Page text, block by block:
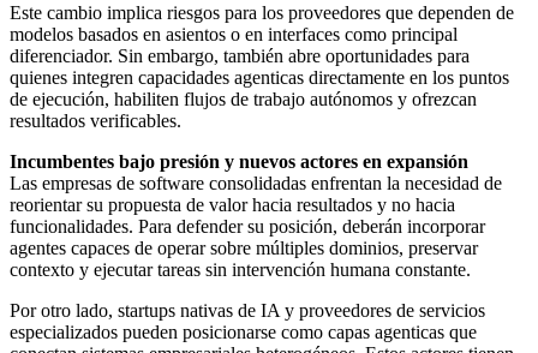
Este cambio implica riesgos para los proveedores que dependen de
modelos basados en asientos o en interfaces como principal
diferenciador. Sin embargo, también abre oportunidades para
quienes integren capacidades agenticas directamente en los puntos
de ejecución, habiliten flujos de trabajo autónomos y ofrezcan
resultados verificables.
Incumbentes bajo presión y nuevos actores en expansión
Las empresas de software consolidadas enfrentan la necesidad de
reorientar su propuesta de valor hacia resultados y no hacia
funcionalidades. Para defender su posición, deberán incorporar
agentes capaces de operar sobre múltiples dominios, preservar
contexto y ejecutar tareas sin intervención humana constante.
Por otro lado, startups nativas de IA y proveedores de servicios
especializados pueden posicionarse como capas agenticas que